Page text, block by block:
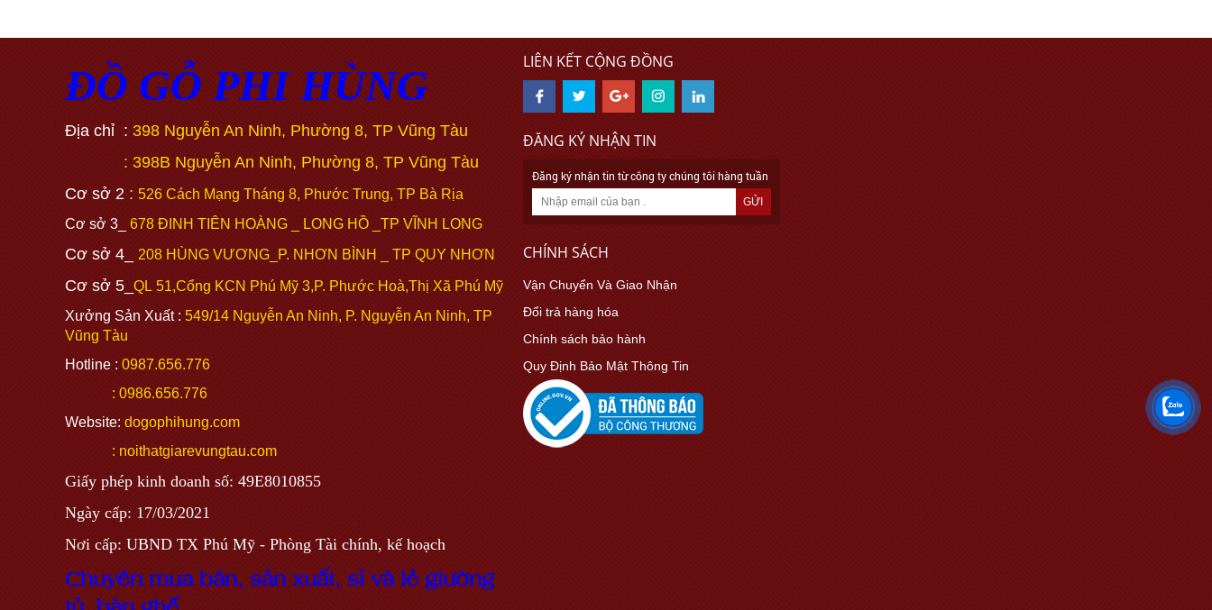
ĐỒ GỖ PHI HÙNG
Địa chỉ : 398 Nguyễn An Ninh, Phường 8, TP Vũng Tàu
: 398B Nguyễn An Ninh, Phường 8, TP Vũng Tàu
Cơ sở 2 : 526 Cách Mạng Tháng 8, Phước Trung, TP Bà Rịa
Cơ sở 3_ 678 ĐINH TIÊN HOÀNG _ LONG HỒ _TP VĨNH LONG
Cơ sở 4_ 208 HÙNG VƯƠNG_P. NHƠN BÌNH _ TP QUY NHƠN
Cơ sở 5_ QL 51,Cổng KCN Phú Mỹ 3,P. Phước Hoà,Thị Xã Phú Mỹ
Xưởng Sản Xuất : 549/14 Nguyễn An Ninh, P. Nguyễn An Ninh, TP
Vũng Tàu
Hotline : 0987.656.776
: 0986.656.776
Website: dogophihung.com
: noithatgiarevungtau.com
Giấy phép kinh doanh số: 49E8010855
Ngày cấp: 17/03/2021
Nơi cấp: UBND TX Phú Mỹ - Phòng Tài chính, kế hoạch
Chuyên mua bán, sản xuất, sỉ và lẻ giường
LIÊN KẾT CỘNG ĐỒNG
ĐĂNG KÝ NHẬN TIN
Đăng ký nhận tin từ công ty chúng tôi hàng tuần
GỬI
CHÍNH SÁCH
Vận Chuyển Và Giao Nhận
Đổi trả hàng hóa
Chính sách bảo hành
Quy Định Bảo Mật Thông Tin